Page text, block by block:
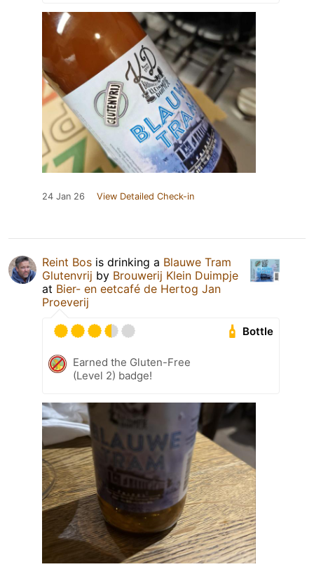
24 Jan 26 View Detailed Check-in
Reint Bos is drinking a Blauwe Tram
Glutenvrij by Brouwerij Klein Duimpje
at Bier- en eetcafé de Hertog Jan
Proeverij
Bottle
Earned the Gluten-Free
(Level 2) badge!